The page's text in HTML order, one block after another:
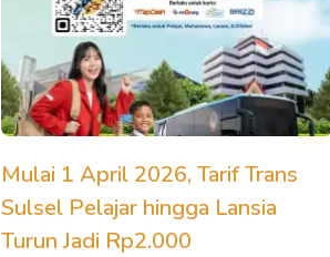
Mulai 1 April 2026, Tarif Trans
Sulsel Pelajar hingga Lansia
Turun Jadi Rp2.000